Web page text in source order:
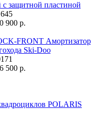
защитной пластиной
900 р.
FRONT Амортизатор
Ski-Doo
500 р.
POLARIS